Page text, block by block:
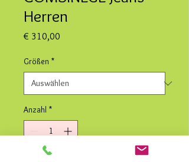
Herren
€ 310,00
Größen *
Anzahl *